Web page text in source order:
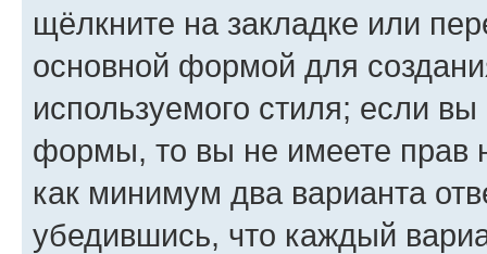
щёлкните на закладке или
основной формой для
используемого стиля; если
формы, то вы не имеете прав
как минимум два варианта
убедившись, что каждый